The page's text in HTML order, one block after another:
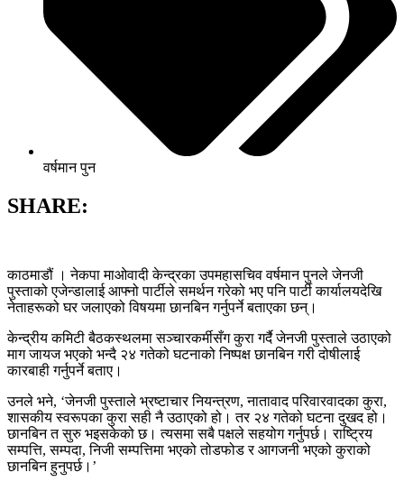
वर्षमान पुन
SHARE:
काठमाडौं । नेकपा माओवादी केन्द्रका उपमहासचिव वर्षमान पुनले जेनजी
पुस्ताको एजेन्डालाई आफ्नो पार्टीले समर्थन गरेको भए पनि पार्टी कार्यालयदेखि
नेताहरूको घर जलाएको विषयमा छानबिन गर्नुपर्ने बताएका छन्।
केन्द्रीय कमिटी बैठकस्थलमा सञ्चारकर्मीसँग कुरा गर्दै जेनजी पुस्ताले उठाएको
माग जायज भएको भन्दै २४ गतेको घटनाको निष्पक्ष छानबिन गरी दोषीलाई
कारबाही गर्नुपर्ने बताए।
उनले भने, ‘जेनजी पुस्ताले भ्रष्टाचार नियन्त्रण, नातावाद परिवारवादका कुरा,
शासकीय स्वरूपका कुरा सही नै उठाएको हो। तर २४ गतेको घटना दुखद हो।
छानबिन त सुरु भइसकेको छ। त्यसमा सबै पक्षले सहयोग गर्नुपर्छ। राष्ट्रिय
सम्पत्ति, सम्पदा, निजी सम्पत्तिमा भएको तोडफोड र आगजनी भएको कुराको
छानबिन हुनुपर्छ।’